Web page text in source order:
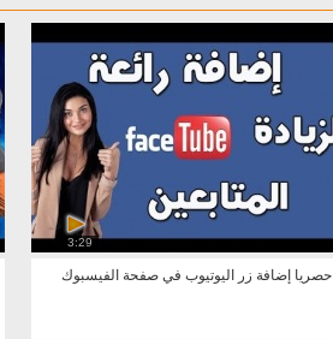
3:29
حصريا إضافة زر اليوتيوب في صفحة الفيسبوك